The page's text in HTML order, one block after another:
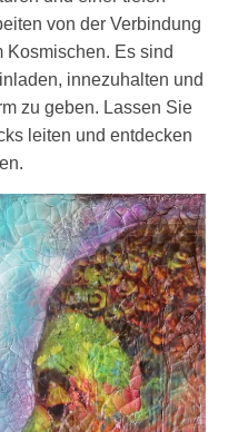
von der Verbindung
Kosmischen. Es sind
innezuhalten und
zu geben. Lassen Sie
leiten und entdecken